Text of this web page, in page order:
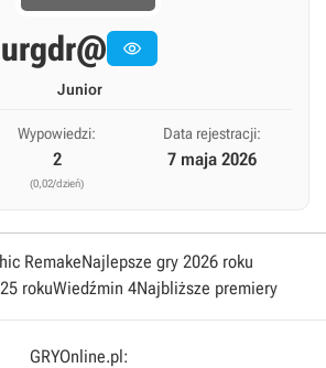
urgdr@ 
Junior
Wypowiedzi:
2
(0,02/dzień)
Data rejestracji:
7 maja 2026
RemakeNajlepsze gry 2026 roku
rokuWiedźmin 4Najbliższe premiery
GRYOnline.pl: